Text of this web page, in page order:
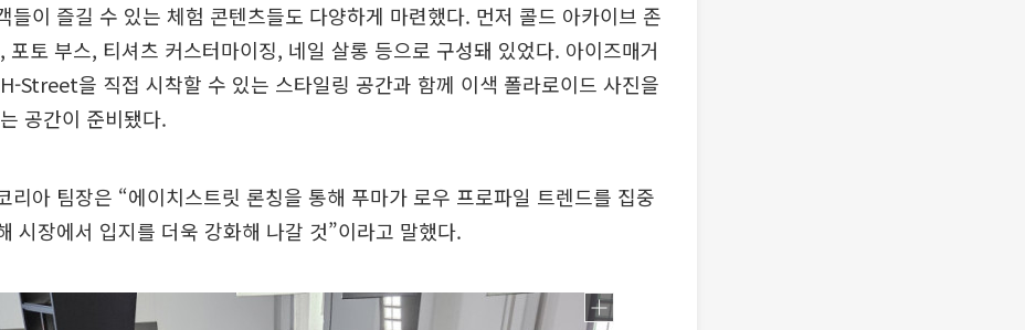
들이 즐길 수 있는 체험 콘텐츠들도 다양하게 마련했다. 먼저 콜드 아카이브 존
포토 부스, 티셔츠 커스터마이징, 네일 살롱 등으로 구성돼 있었다. 아이즈매거
Street을 직접 시착할 수 있는 스타일링 공간과 함께 이색 폴라로이드 사진을
공간이 준비됐다.
리아 팀장은 “에이치스트릿 론칭을 통해 푸마가 로우 프로파일 트렌드를 집중
시장에서 입지를 더욱 강화해 나갈 것”이라고 말했다.